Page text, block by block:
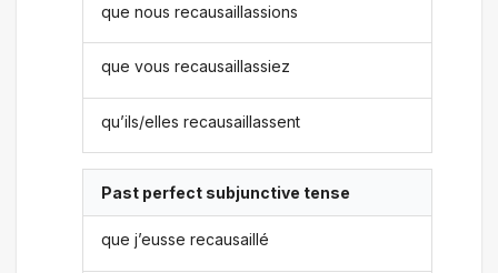
que nous recausaillassions
que vous recausaillassiez
qu’ils/elles recausaillassent
Past perfect subjunctive tense
que j’eusse recausaillé